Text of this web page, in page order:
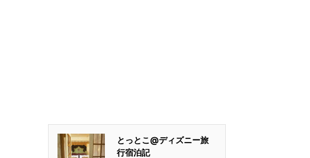
とっとこ@ディズニー旅
行宿泊記